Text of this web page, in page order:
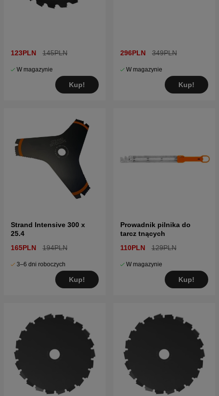
123PLN 145PLN
W magazynie
Kup!
296PLN 349PLN
W magazynie
Kup!
Strand Intensive 300 x
25.4
165PLN
194PLN
3–6 dni roboczych
Kup!
Prowadnik pilnika do
tarcz tnących
110PLN
129PLN
W magazynie
Kup!